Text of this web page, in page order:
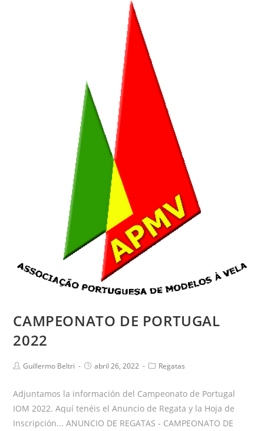
CAMPEONATO DE PORTUGAL
2022
Guillermo Beltri abril 26, 2022 Regatas
Adjuntamos la información del Campeonato de Portugal
IOM 2022. Aquí tenéis el Anuncio de Regata y la Hoja de
Inscripción... ANUNCIO DE REGATAS - CAMPEONATO DE